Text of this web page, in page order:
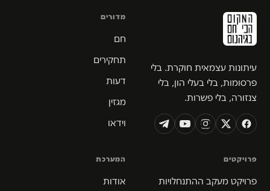
עיתונות עצמאית חוקרת. בלי
פרסומות, בלי בעלי הון, בלי
צנזורה, בלי פשרות.
מדורים
חם
תחקירים
דעות
מגזין
וידאו
פרויקטים
פרויקט מעקב ההתנחלויות
המערכת
אודות